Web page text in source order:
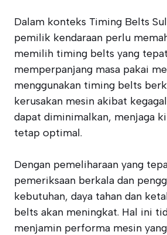
Dalam konteks Timing Belts
pemilik kendaraan perlu
memilih timing belts yang
memperpanjang masa pakai
menggunakan timing belts
kerusakan mesin akibat
dapat diminimalkan, menjaga
tetap optimal.
Dengan pemeliharaan yang
pemeriksaan berkala dan
kebutuhan, daya tahan dan
belts akan meningkat. Hal ini
menjamin performa mesin